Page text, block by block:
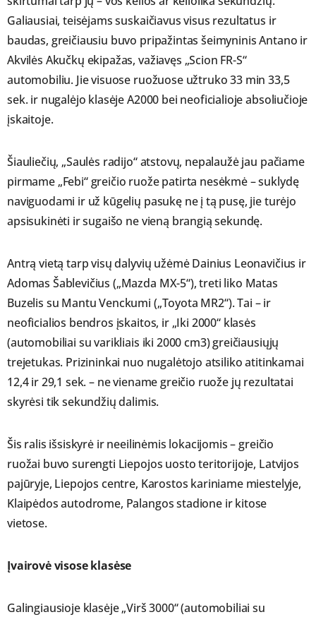
Galiausiai, teisėjams suskaičiavus visus rezultatus ir
baudas, greičiausiu buvo pripažintas šeimyninis Antano ir
Akvilės Akučkų ekipažas, važiavęs „Scion FR-S“
automobiliu. Jie visuose ruožuose užtruko 33 min 33,5
sek. ir nugalėjo klasėje A2000 bei neoficialioje absoliučioje
įskaitoje.
Šiauliečių, „Saulės radijo“ atstovų, nepalaužė jau pačiame
pirmame „Febi“ greičio ruože patirta nesėkmė – suklydę
naviguodami ir už kūgelių pasukę ne į tą pusę, jie turėjo
apsisukinėti ir sugaišo ne vieną brangią sekundę.
Antrą vietą tarp visų dalyvių užėmė Dainius Leonavičius ir
Adomas Šablevičius („Mazda MX-5“), treti liko Matas
Buzelis su Mantu Venckumi („Toyota MR2“). Tai – ir
neoficialios bendros įskaitos, ir „Iki 2000“ klasės
(automobiliai su varikliais iki 2000 cm3) greičiausiųjų
trejetukas. Prizininkai nuo nugalėtojo atsiliko atitinkamai
12,4 ir 29,1 sek. – ne viename greičio ruože jų rezultatai
skyrėsi tik sekundžių dalimis.
Šis ralis išsiskyrė ir neeilinėmis lokacijomis – greičio
ruožai buvo surengti Liepojos uosto teritorijoje, Latvijos
pajūryje, Liepojos centre, Karostos kariniame miestelyje,
Klaipėdos autodrome, Palangos stadione ir kitose
vietose.
Įvairovė visose klasėse
Galingiausioje klasėje „Virš 3000“ (automobiliai su